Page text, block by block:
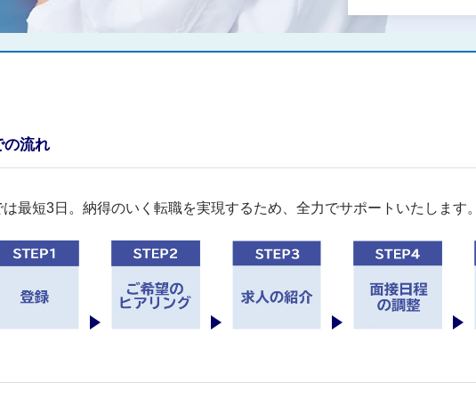
の流れ
最短3日。納得のいく転職を実現するため、全力でサポートいたします